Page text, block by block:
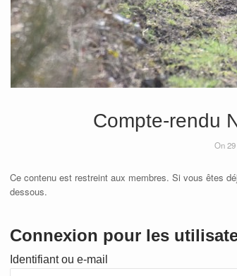
Compte-rendu
On
Ce contenu est restreint aux membres. Si vous êtes
dessous.
Connexion pour les
Identifiant ou e-mail